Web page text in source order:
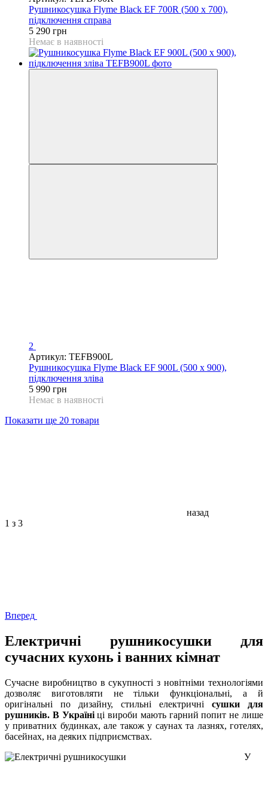
Рушникосушка Flyme Black EF 700R (500 х 700),
підключення справа
5 290 грн
Немає в наявності
2
Артикул: TEFB900L
Рушникосушка Flyme Black EF 900L (500 х 900),
підключення зліва
5 990 грн
Немає в наявності
Показати ще 20 товари
назад
1 з 3
Вперед
Електричні рушникосушки для
сучасних кухонь і ванних кімнат
Сучасне виробництво в сукупності з новітніми технологіями
дозволяє виготовляти не тільки функціональні, а й
оригінальні по дизайну, стильні електричні сушки для
рушників. В Україніці вироби мають гарний попит не лише
у приватних будинках, але також у саунах та лазнях, готелях,
басейнах, на деяких підприємствах.
У